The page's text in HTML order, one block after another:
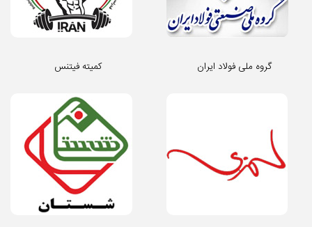
کمیته فیتنس گروه ملی فولاد ایران